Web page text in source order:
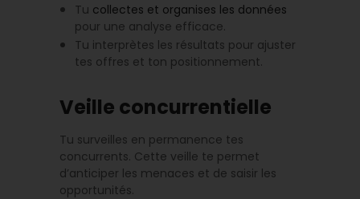
Tu collectes et organises les données
pour une analyse efficace.
Tu interprètes les résultats pour ajuster
tes offres et ton positionnement.
Veille concurrentielle
Tu surveilles en permanence tes
concurrents. Cette veille te permet
d’anticiper les menaces et de saisir les
opportunités.